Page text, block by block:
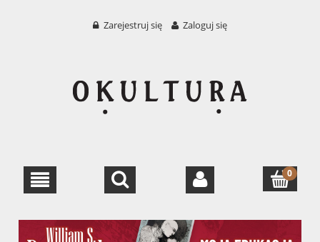
Zarejestruj się Zaloguj się